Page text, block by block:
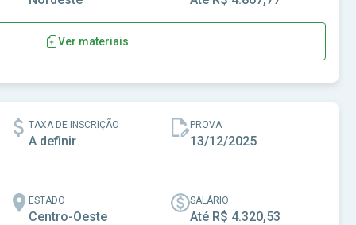
Ver materiais
TAXA DE INSCRIÇÃO
A definir
PROVA
13/12/2025
ESTADO
Centro-Oeste
SALÁRIO
Até R$ 4.320,53